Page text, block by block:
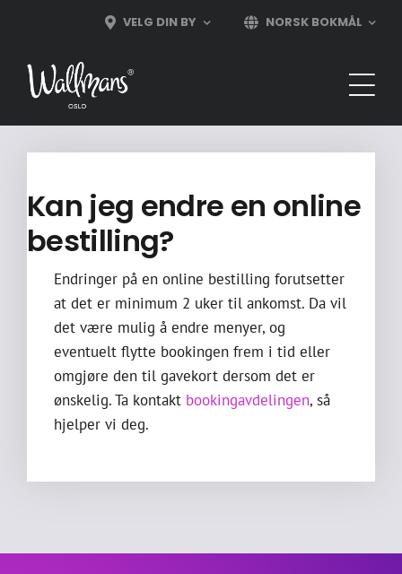
content
VELG DIN BY NORSK BOKMÅL
Kan jeg endre en online
bestilling?
Endringer på en online bestilling forutsetter
at det er minimum 2 uker til ankomst. Da vil
det være mulig å endre menyer, og
eventuelt flytte bookingen frem i tid eller
omgjøre den til gavekort dersom det er
ønskelig. Ta kontakt bookingavdelingen, så
hjelper vi deg.